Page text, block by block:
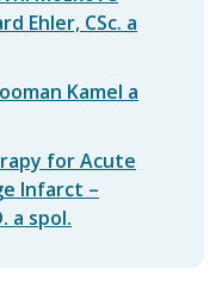
Ehler, CSc. a
Kamel a
for Acute
Infarct –
a spol.